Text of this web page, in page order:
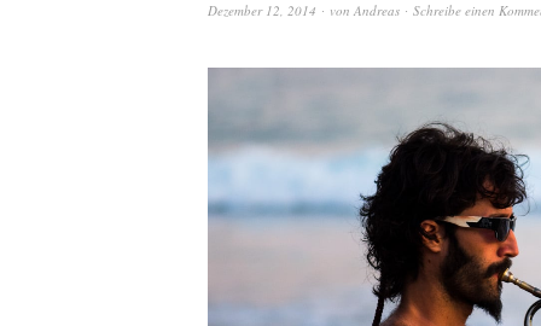
Dezember 12, 2014 von Andreas Schreibe einen